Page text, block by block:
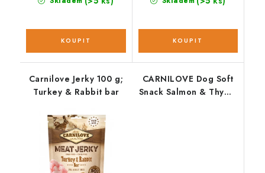
Carnilove Jerky 100 g;
Turkey & Rabbit bar
CARNILOVE Dog Soft
Snack Salmon & Thyme